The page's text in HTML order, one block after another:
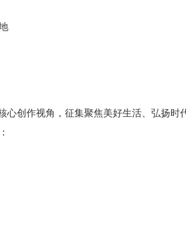
心创作视角，征集聚焦美好生活、弘扬时